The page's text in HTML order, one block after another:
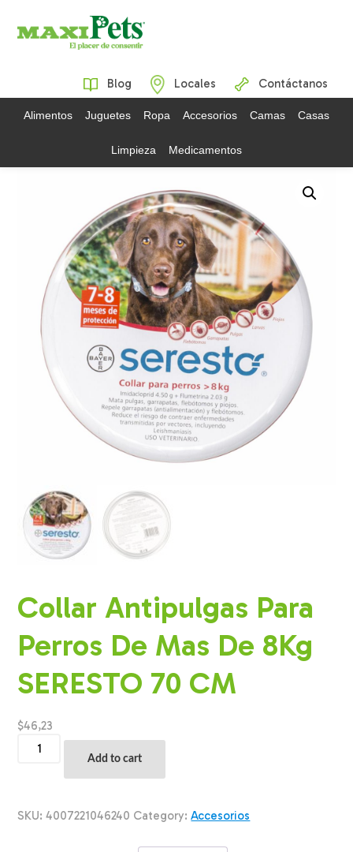
Blog Locales Contáctanos
Alimentos Juguetes Ropa Accesorios Camas Casas
Limpieza Medicamentos
Collar Antipulgas Para
Perros De Mas De 8Kg
SERESTO 70 CM
$46,23
Antipulgas
Mas
Add to cart
SKU:4007221046240 Category:Accesorios